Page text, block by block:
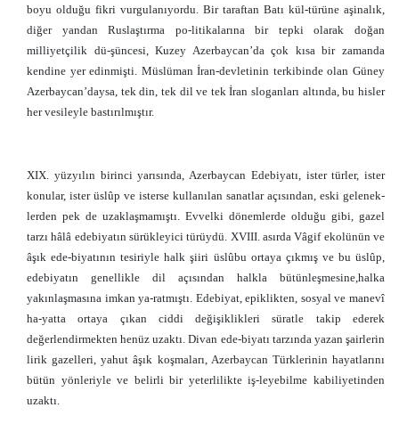
boyu olduğu fikri vurgulanıyordu. Bir taraftan Batı kül-türüne aşinalık,
diğer yandan Ruslaştırma po-litikalarına bir tepki olarak doğan
milliyetçilik dü-şüncesi, Kuzey Azerbaycan’da çok kısa bir zamanda
kendine yer edinmişti. Müslüman İran-devletinin terkibinde olan Güney
Azerbaycan’daysa, tek din, tek dil ve tek İran sloganları altında, bu hisler
her vesileyle bastırılmıştır.
XIX. yüzyılın birinci yarısında, Azerbaycan Edebiyatı, ister türler, ister
konular, ister üslûp ve isterse kullanılan sanatlar açısından, eski gelenek-
lerden pek de uzaklaşmamıştı. Evvelki dönemlerde olduğu gibi, gazel
tarzı hâlâ edebiyatın sürükleyici türüydü. XVIII. asırda Vâgif ekolünün ve
âşık ede-biyatının tesiriyle halk şiiri üslûbu ortaya çıkmış ve bu üslûp,
edebiyatın genellikle dil açısından halkla bütünleşmesine,halka
yakınlaşmasına imkan ya-ratmıştı. Edebiyat, epiklikten, sosyal ve manevî
ha-yatta ortaya çıkan ciddi değişiklikleri süratle takip ederek
değerlendirmekten henüz uzaktı. Divan ede-biyatı tarzında yazan şairlerin
lirik gazelleri, yahut âşık koşmaları, Azerbaycan Türklerinin hayatlarını
bütün yönleriyle ve belirli bir yeterlilikte iş-leyebilme kabiliyetinden
uzaktı.